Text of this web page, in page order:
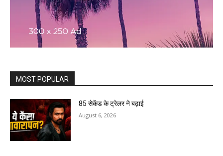
MOST POPULAR
85 सेकेंड के ट्रेलर ने बढ़ाई
August 6, 2026